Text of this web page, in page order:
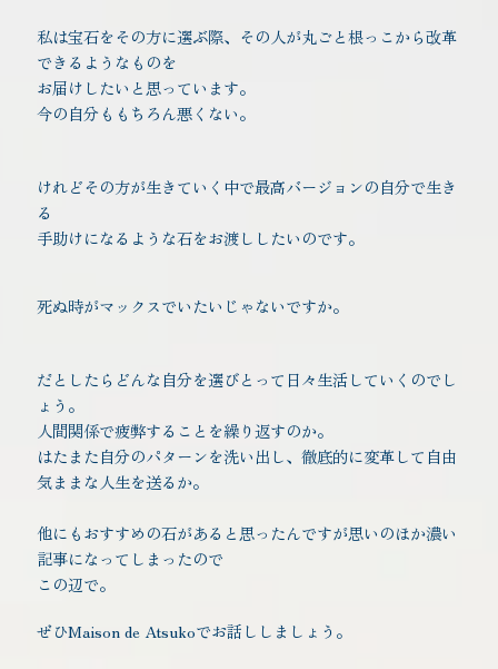
私は宝石をその方に選ぶ際、その人が丸ごと根っこから改革
できるようなものを
お届けしたいと思っています。
今の自分ももちろん悪くない。
けれどその方が生きていく中で最高バージョンの自分で生き
る
手助けになるような石をお渡ししたいのです。
死ぬ時がマックスでいたいじゃないですか。
だとしたらどんな自分を選びとって日々生活していくのでし
ょう。
人間関係で疲弊することを繰り返すのか。
はたまた自分のパターンを洗い出し、徹底的に変革して自由
気ままな人生を送るか。
他にもおすすめの石があると思ったんですが思いのほか濃い
記事になってしまったので
この辺で。
ぜひMaison de Atsukoでお話ししましょう。